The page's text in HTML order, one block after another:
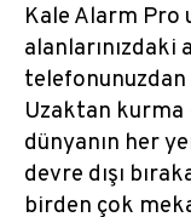
Kale Alarm Pro
Uzaktan
dünyanın her
devre dışı
birden çok